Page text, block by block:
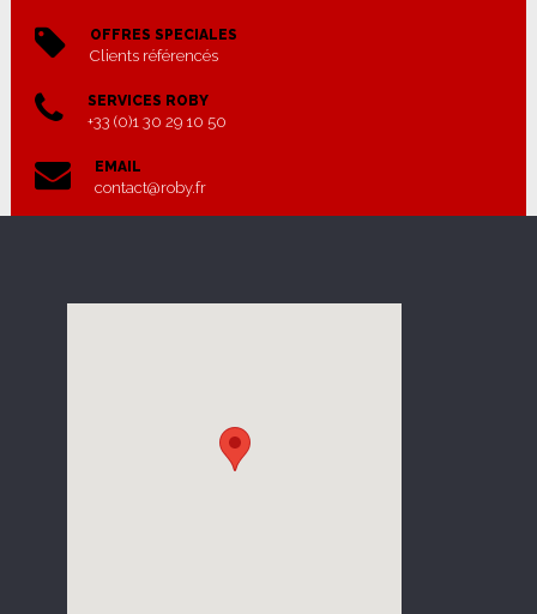
OFFRES SPECIALES
Clients référencés
SERVICES ROBY
+33 (0)1 30 29 10 50
EMAIL
contact@roby.fr